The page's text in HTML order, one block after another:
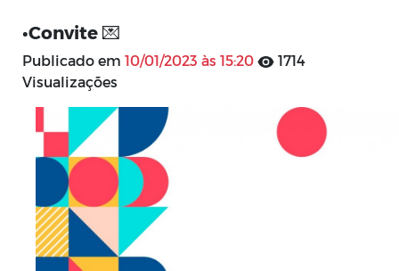
•Convite 💌
Publicado em 10/01/2023 às 15:20
1714
Visualizações